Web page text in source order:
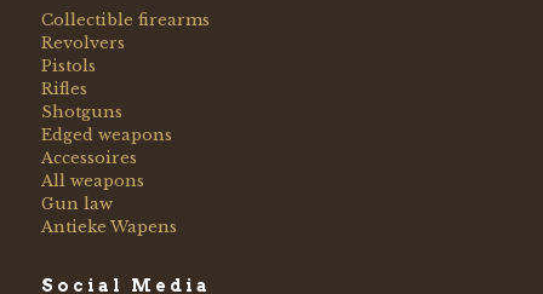
Collectible firearms
Revolvers
Pistols
Rifles
Shotguns
Edged weapons
Accessoires
All weapons
Gun law
Antieke Wapens
Social Media